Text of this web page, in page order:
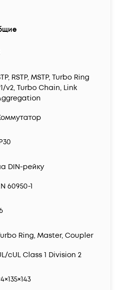
RSTP, MSTP, Turbo Ring
v2, Turbo Chain, Link
DIN-рейку
60950-1
Ring, Master, Coupler
cUL Class 1 Division 2